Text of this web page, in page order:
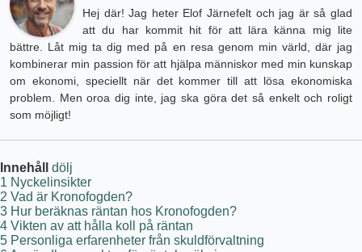
Hej där! Jag heter Elof Järnefelt och jag är så glad
att du har kommit hit för att lära känna mig lite
bättre. Låt mig ta dig med på en resa genom min värld, där jag
kombinerar min passion för att hjälpa människor med min kunskap
om ekonomi, speciellt när det kommer till att lösa ekonomiska
problem. Men oroa dig inte, jag ska göra det så enkelt och roligt
som möjligt!
Innehåll
dölj
1 Nyckelinsikter
2 Vad är Kronofogden?
3 Hur beräknas räntan hos Kronofogden?
4 Vikten av att hålla koll på räntan
5 Personliga erfarenheter från skuldförvaltning